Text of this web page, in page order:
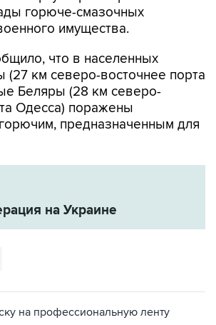
что в населенных
Беляры (28 км северо-
Одесса) поражены
предназначенным для
на Украине
рассылку главных новостей сайта